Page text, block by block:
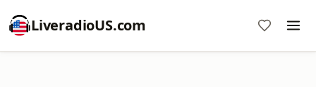
LiveradioUS.com